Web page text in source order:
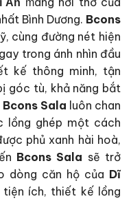
An m
Bình Dương. Bcons
cùng đường nét hiện
trong ánh nhìn đầu
kế thông minh, tận
góc tù, khả năng bắt
Bcons Sala luôn chan
lồng ghép một cách
phủ xanh hài hoà,
Bcons Sala sẽ trở
dòng căn hộ của Dĩ
tiện ích, thiết kế lồng